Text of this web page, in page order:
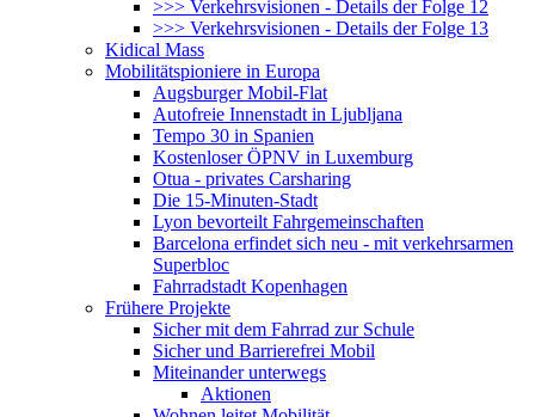
>>> Verkehrsvisionen - Details der Folge 12
>>> Verkehrsvisionen - Details der Folge 13
Kidical Mass
Mobilitätspioniere in Europa
Augsburger Mobil-Flat
Autofreie Innenstadt in Ljubljana
Tempo 30 in Spanien
Kostenloser ÖPNV in Luxemburg
Otua - privates Carsharing
Die 15-Minuten-Stadt
Lyon bevorteilt Fahrgemeinschaften
Barcelona erfindet sich neu - mit verkehrsarmen
Superbloc
Fahrradstadt Kopenhagen
Frühere Projekte
Sicher mit dem Fahrrad zur Schule
Sicher und Barrierefrei Mobil
Miteinander unterwegs
Aktionen